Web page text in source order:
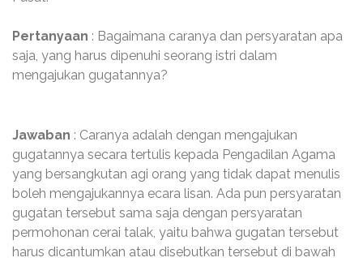
Pertanyaan : Bagaimana caranya dan persyaratan apa
saja, yang harus dipenuhi seorang istri dalam
mengajukan gugatannya?
Jawaban : Caranya adalah dengan mengajukan
gugatannya secara tertulis kepada Pengadilan Agama
yang bersangkutan agi orang yang tidak dapat menulis
boleh mengajukannya ecara lisan. Ada pun persyaratan
gugatan tersebut sama saja dengan persyaratan
permohonan cerai talak, yaitu bahwa gugatan tersebut
harus dicantumkan atau disebutkan tersebut di bawah